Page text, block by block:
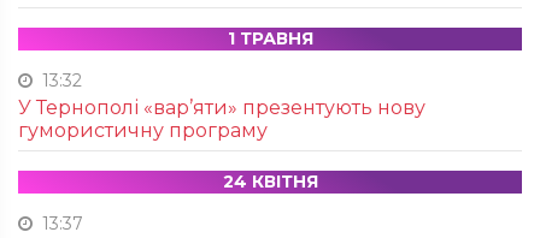
1 ТРАВНЯ
13:32
У Тернополі «вар’яти» презентують нову
гумористичну програму
24 КВІТНЯ
13:37